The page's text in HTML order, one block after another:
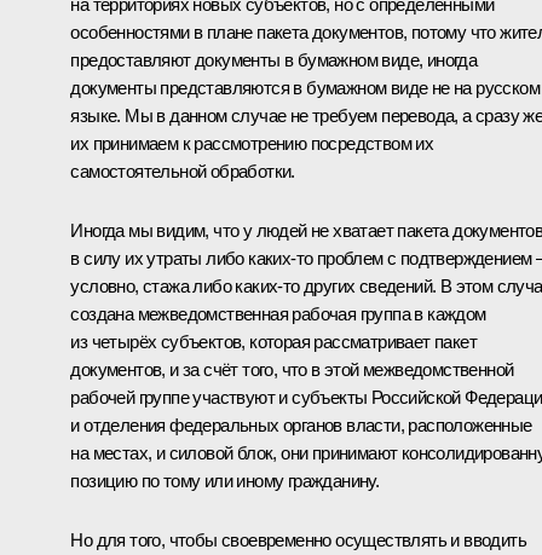
особенностями в плане пакета документов, потому что
предоставляют документы в бумажном виде, иногда
документы представляются в бумажном виде не на русском
языке. Мы в данном случае не требуем перевода, а сразу
их принимаем к рассмотрению посредством их
самостоятельной обработки.
Иногда мы видим, что у людей не хватает пакета
в силу их утраты либо каких-то проблем с подтверждением
условно, стажа либо каких-то других сведений. В этом
создана межведомственная рабочая группа в каждом
из четырёх субъектов, которая рассматривает пакет
документов, и за счёт того, что в этой межведомственной
рабочей группе участвуют и субъекты Российской
и отделения федеральных органов власти, расположенные
на местах, и силовой блок, они принимают
позицию по тому или иному гражданину.
Но для того, чтобы своевременно осуществлять и вводить